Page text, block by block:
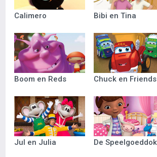
Calimero Bibi en Tina
Boom en Reds Chuck en Friends
Jul en Julia